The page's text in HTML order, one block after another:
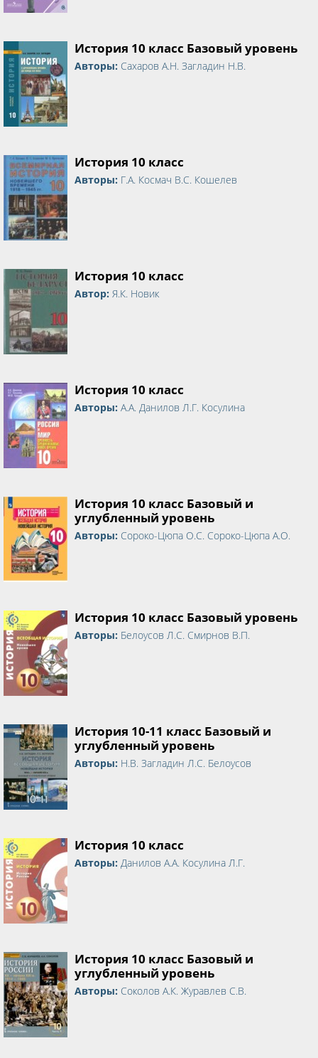
История 10 класс Базовый уровень
Авторы: Сахаров А.Н. Загладин Н.В.
История 10 класс
Авторы: Г.А. Космач В.С. Кошелев
История 10 класс
Автор: Я.К. Новик
История 10 класс
Авторы: А.А. Данилов Л.Г. Косулина
История 10 класс Базовый и
углубленный уровень
Авторы: Сороко-Цюпа О.С. Сороко-Цюпа А.О.
История 10 класс Базовый уровень
Авторы: Белоусов Л.С. Смирнов В.П.
История 10-11 класс Базовый и
углубленный уровень
Авторы: Н.В. Загладин Л.С. Белоусов
История 10 класс
Авторы: Данилов А.А. Косулина Л.Г.
История 10 класс Базовый и
углубленный уровень
Авторы: Соколов А.К. Журавлев С.В.